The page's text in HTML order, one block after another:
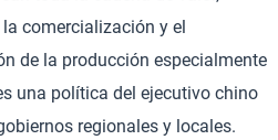
comercialización y el
de la producción especialmente
una política del ejecutivo chino
regionales y locales.